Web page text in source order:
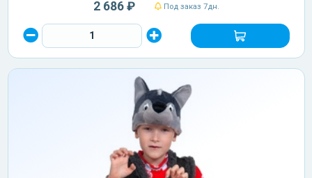
2 686 ₽ Под заказ 7дн.